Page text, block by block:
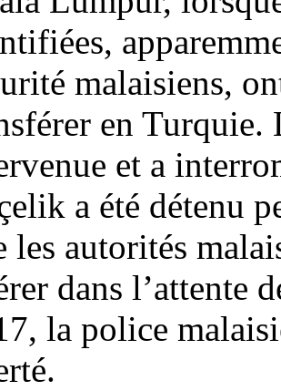
malaisiens,
en Turquie.
et a
a été détenu
les autorités
dans l’attente
la police